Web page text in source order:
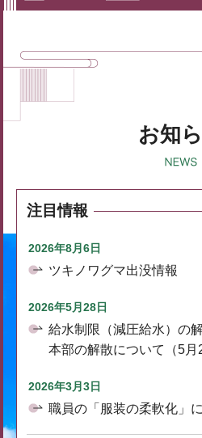
お知
注目情報
2026年8月6日
ツキノワグマ出没情報
2026年5月28日
給水制限（減圧給水）の
本部の解散について（5月
2026年3月3日
職員の「服装の柔軟化」